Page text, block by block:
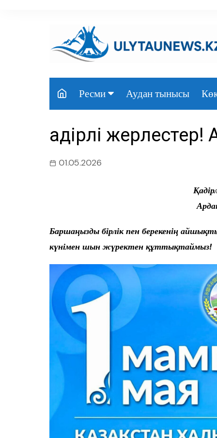
Ресми
Үкімет
Парламент
Аудан тынысы
Қадірлі
01.05.2026
Баршаңызды бірлік пен берекенің
күнімен шын жүректен құттықтаймыз!